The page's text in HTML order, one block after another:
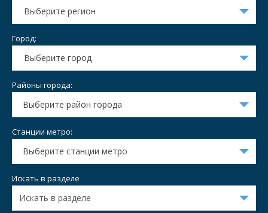
Выберите регион
Город:
Выберите город
Районы города:
Выберите район города
Станции метро:
Выберите станции метро
Искать в разделе